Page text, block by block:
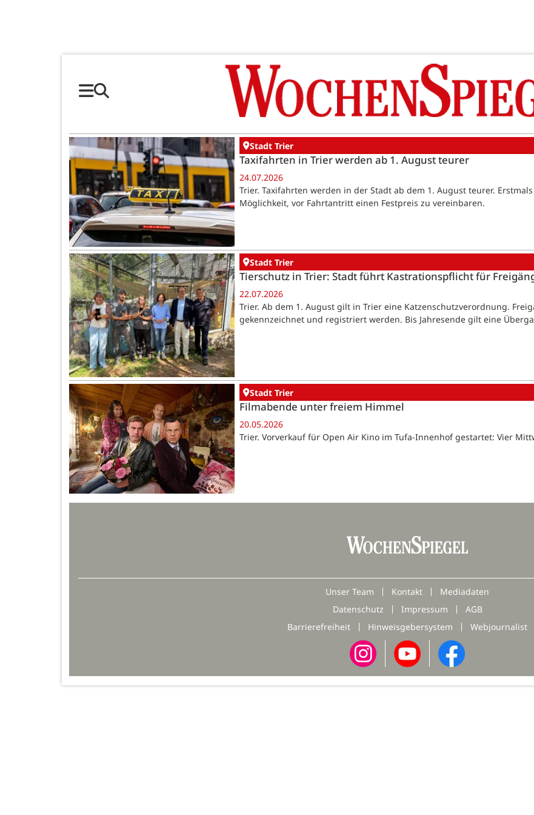
Stadt Trier
Taxifahrten in Trier werden ab 1. August teurer
24.07.2026
Trier. Taxifahrten werden in der Stadt ab dem 1. August teurer.
Möglichkeit, vor Fahrtantritt einen Festpreis zu vereinbaren.
Stadt Trier
Tierschutz in Trier: Stadt führt Kastrationspflicht für
22.07.2026
Trier. Ab dem 1. August gilt in Trier eine Katzenschutzverordnung.
gekennzeichnet und registriert werden. Bis Jahresende gilt eine
Stadt Trier
Filmabende unter freiem Himmel
20.05.2026
Trier. Vorverkauf für Open Air Kino im Tufa-Innenhof gestartet: Vier
Unser Team Kontakt
Mediadaten
Datenschutz
Impressum
AGB
Barrierefreiheit
Hinweisgebersystem Webjournalist